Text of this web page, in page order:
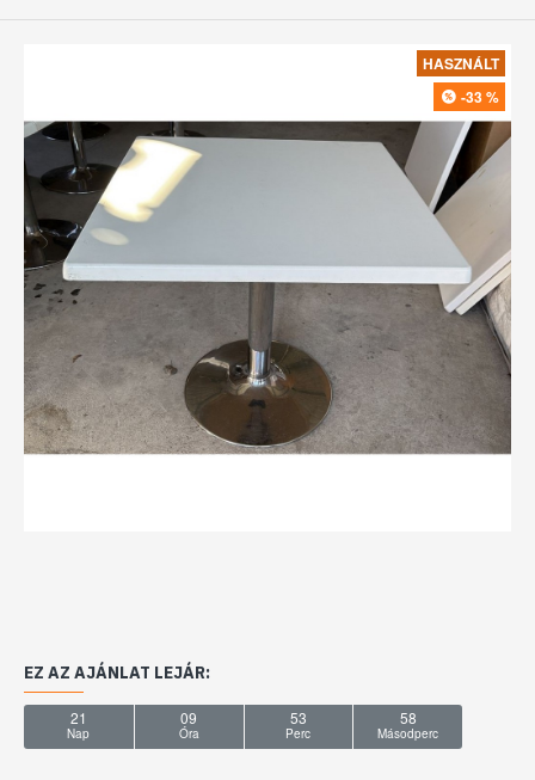
HASZNÁLT
-33 %
EZ AZ AJÁNLAT LEJÁR:
21
Nap
09
Óra
53
Perc
57
Másodperc